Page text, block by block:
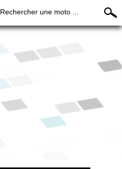
Rechercher une moto ...